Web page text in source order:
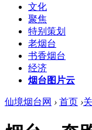
文化
聚焦
特别策划
老烟台
书香烟台
经济
烟台图片云
仙境烟台网 › 首页 ›